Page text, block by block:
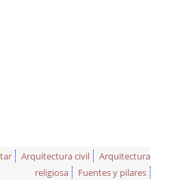
Arquitectura civil
Arquitectura
religiosa
Fuentes y pilares